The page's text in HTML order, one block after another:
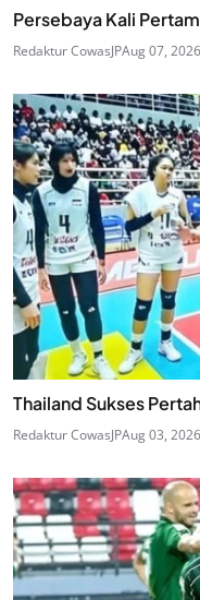
Persebaya Kali
Redaktur CowasJPAug 07, 2026
Thailand Sukses
Redaktur CowasJPAug 03, 2026